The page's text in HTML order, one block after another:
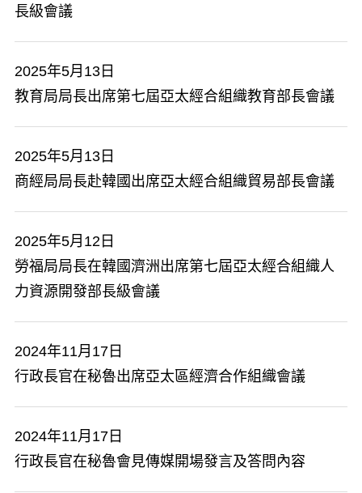
長級會議
2025年5月13日
教育局局長出席第七屆亞太經合組織教育部長會議
2025年5月13日
商經局局長赴韓國出席亞太經合組織貿易部長會議
2025年5月12日
勞福局局長在韓國濟洲出席第七屆亞太經合組織人
力資源開發部長級會議
2024年11月17日
行政長官在秘魯出席亞太區經濟合作組織會議
2024年11月17日
行政長官在秘魯會見傳媒開場發言及答問內容